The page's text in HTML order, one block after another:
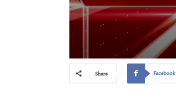
Share Facebook